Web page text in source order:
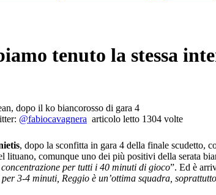
tenuto la stessa
dopo il ko biancorosso di gara 4
@fabiocavagnera articolo letto 1304 volte
, dopo la sconfitta in gara 4 della finale scudetto,
lituano, comunque uno dei più positivi della serata
per tutti i 40 minuti di gioco”. Ed è
3-4 minuti, Reggio è un’ottima squadra,